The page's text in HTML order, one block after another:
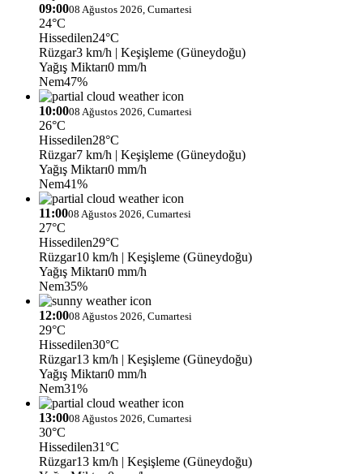
09:0008 Ağustos 2026, Cumartesi
24°C
Hissedilen24°C
Rüzgar3 km/h | Keşişleme (Güneydoğu)
Yağış Miktarı0 mm/h
Nem47%
10:0008 Ağustos 2026, Cumartesi
26°C
Hissedilen28°C
Rüzgar7 km/h | Keşişleme (Güneydoğu)
Yağış Miktarı0 mm/h
Nem41%
11:0008 Ağustos 2026, Cumartesi
27°C
Hissedilen29°C
Rüzgar10 km/h | Keşişleme (Güneydoğu)
Yağış Miktarı0 mm/h
Nem35%
12:0008 Ağustos 2026, Cumartesi
29°C
Hissedilen30°C
Rüzgar13 km/h | Keşişleme (Güneydoğu)
Yağış Miktarı0 mm/h
Nem31%
13:0008 Ağustos 2026, Cumartesi
30°C
Hissedilen31°C
Rüzgar13 km/h | Keşişleme (Güneydoğu)